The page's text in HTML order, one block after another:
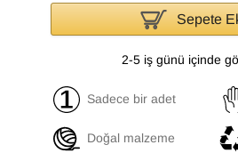
Sepete
2-5 iş günü içinde
Sadece bir adet
Doğal malzeme